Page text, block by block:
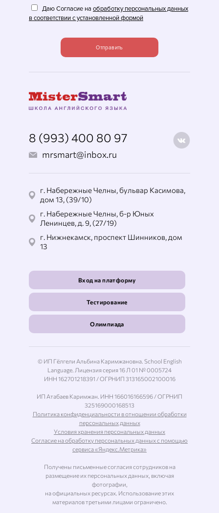
8 (993) 400 80 97
mrsmart@inbox.ru
г. Набережные Челны, бульвар Касимова,
дом 13, (39/10)
г. Набережные Челны, б-р Юных
Ленинцев, д. 9, (27/19)
г. Нижнекамск, проспект Шинников, дом
13
Вход на платформу
Тестирование
Олимпиада
Даю Согласие на обработку персональных данных
в соответствии с установленной формой
Отправить
© ИП Гёлгели Альбина Каримжановна. School English
Language. Лицензия серия 16 Л 01 № 0005724
ИНН 162701218391 / ОГРНИП 313165002100016
ИП Атабаев Каримжан. ИНН 166016166596 / ОГРНИП
325169000168513
Политика конфиденциальности в отношении обработки
персональных данных
Условия хранения персональных данных
Согласие на обработку персональных данных с помощью
сервиса «Яндекс.Метрика»
Получены письменные согласия сотрудников на
размещение их персональных данных, включая
фотографии,
на официальных ресурсах. Использование этих
материалов третьими лицами ограничено.